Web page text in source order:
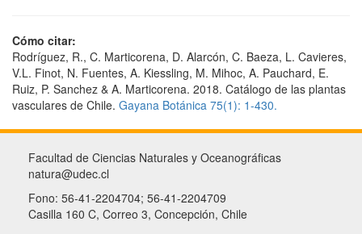
Cómo citar:
Rodríguez, R., C. Marticorena, D. Alarcón, C. Baeza, L. Cavieres,
V.L. Finot, N. Fuentes, A. Kiessling, M. Mihoc, A. Pauchard, E.
Ruiz, P. Sanchez & A. Marticorena. 2018. Catálogo de las plantas
vasculares de Chile. Gayana Botánica 75(1): 1-430.
Facultad de Ciencias Naturales y Oceanográficas
natura@udec.cl
Fono: 56-41-2204704; 56-41-2204709
Casilla 160 C, Correo 3, Concepción, Chile